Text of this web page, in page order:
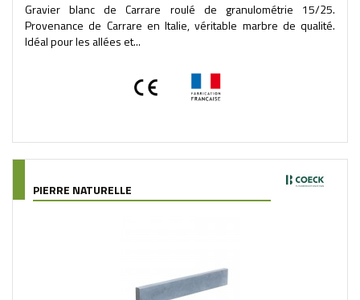
Gravier blanc de Carrare roulé de granulométrie 15/25.
Provenance de Carrare en Italie, véritable marbre de qualité.
Idéal pour les allées et...
PIERRE NATURELLE